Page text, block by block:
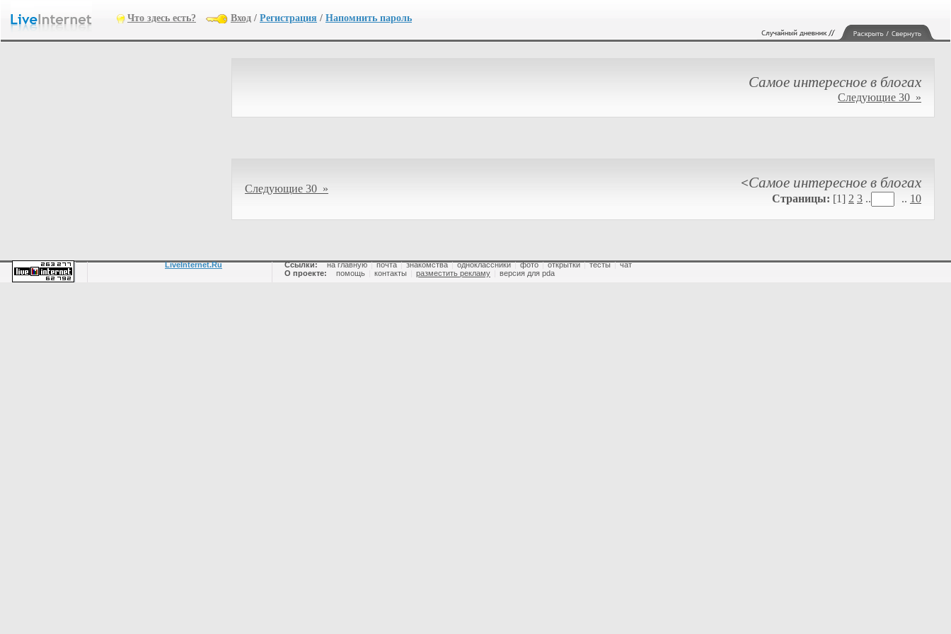
Что здесь есть? Вход / Регистрация / Напомнить пароль
Самое интересное в блогах
Следующие 30 »
Следующие 30 » <Самое интересное в блогах
Страницы: [1] 2 3 .. .. 10
LiveInternet.Ru Ссылки: на главную | почта | знакомства | одноклассники | фото | открытки | тесты | чат
О проекте:
помощь контакты разместить рекламу версия для pda